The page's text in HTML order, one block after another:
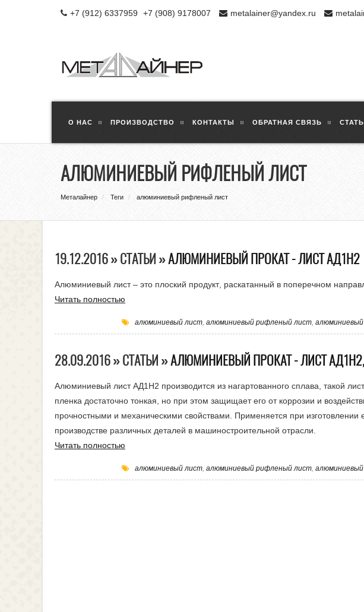
+7 (912) 6337959 +7 (908) 9178007 metalainer@yandex.ru
О НАС ПРОИЗВОДСТВО КОНТАКТЫ ОБРАТНАЯ СВЯЗЬ
АЛЮМИНИЕВЫЙ РИФЛЕНЫЙ ЛИСТ
Металайнер Теги алюминиевый рифленый лист
19.12.2016 » СТАТЬИ »АЛЮМИНИЕВЫЙ ПРОКАТ - ЛИСТ АД1Н2
Алюминиевый лист – это плоский продукт, раскатанный в поперечном
Читать полностью
алюминиевый лист, алюминиевый рифленый лист,
28.09.2016 » СТАТЬИ »АЛЮМИНИЕВЫЙ ПРОКАТ - ЛИСТ
Алюминиевый лист АД1Н2 производится из нагартованного сплава, такой
пленка достаточно тонкая, но при этом защищает его от коррозии и
прочностными и механическими свойствами. Применяется при
производстве различных деталей в машиностроительной отрасли.
Читать полностью
алюминиевый лист, алюминиевый рифленый лист,